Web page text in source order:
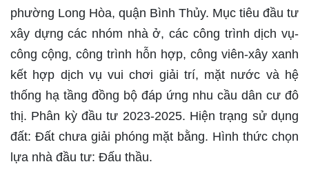
phường Long Hòa, quận Bình Thủy. Mục tiêu đầu tư
xây dựng các nhóm nhà ở, các công trình dịch vụ-
công cộng, công trình hỗn hợp, công viên-xây xanh
kết hợp dịch vụ vui chơi giải trí, mặt nước và hệ
thống hạ tầng đồng bộ đáp ứng nhu cầu dân cư đô
thị. Phân kỳ đầu tư 2023-2025. Hiện trạng sử dụng
đất: Đất chưa giải phóng mặt bằng. Hình thức chọn
lựa nhà đầu tư: Đấu thầu.